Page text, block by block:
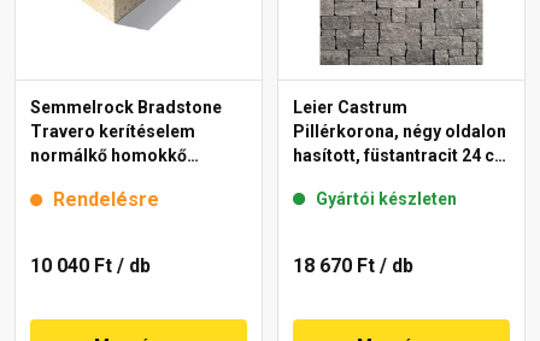
Semmelrock Bradstone
Travero kerítéselem
normálkő homokkő
Rendelésre
10 040 Ft / db
Leier Castrum
Pillérkorona, négy oldalon
hasított, füstantracit 24 cm
Gyártói készleten
18 670 Ft / db